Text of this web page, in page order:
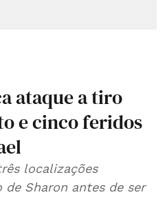
ataque a tiro
e cinco feridos
localizações
de Sharon antes de ser